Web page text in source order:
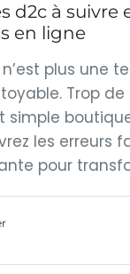
d2c à suivre
en ligne
n’est plus une
Trop
simple
les erreurs
pour